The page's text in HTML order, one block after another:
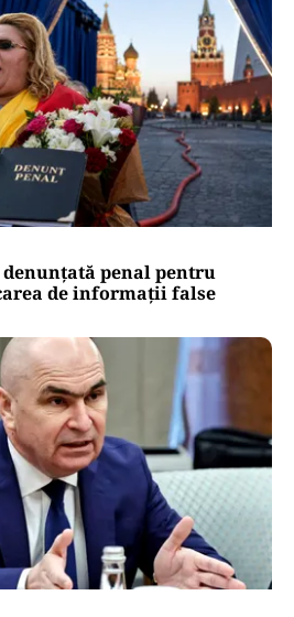
denunțată penal pentru
de informații false